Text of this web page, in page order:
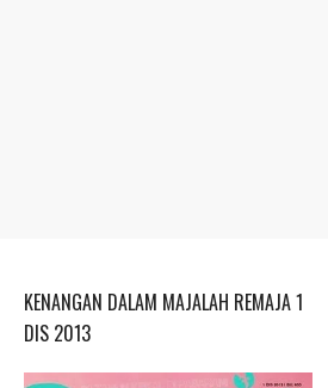
KENANGAN DALAM MAJALAH REMAJA 1
DIS 2013